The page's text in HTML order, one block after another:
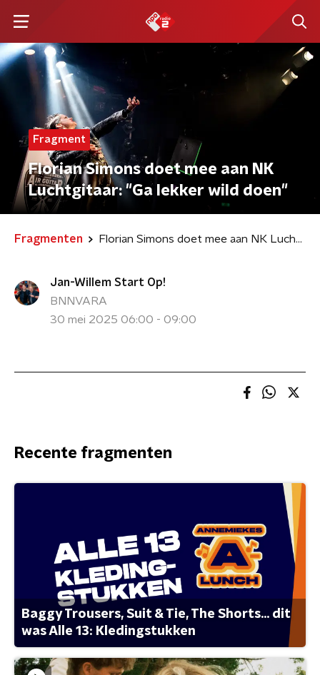
Fragment
Florian Simons doet mee aan NK
Luchtgitaar: "Ga lekker wild doen"
Fragmenten Florian Simons doet mee aan NK Luchtgitaar: "Ga lekker wild doen"
Jan-Willem Start Op!
BNNVARA
30 mei 2025 06:00 - 09:00
Recente fragmenten
Baggy Trousers, Suit & Tie, The Shorts... dit
was Alle 13: Kledingstukken